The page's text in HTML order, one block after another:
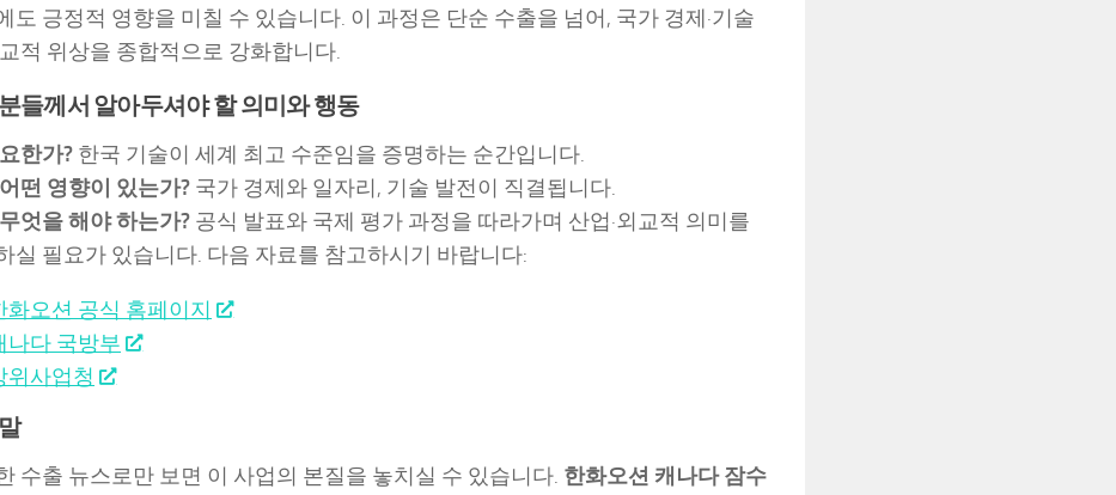
도 긍정적 영향을 미칠 수 있습니다. 이 과정은 단순 수출을 넘어, 국가 경제·기술
교적 위상을 종합적으로 강화합니다.
들께서 알아두셔야 할 의미와 행동
한가? 한국 기술이 세계 최고 수준임을 증명하는 순간입니다.
떤 영향이 있는가? 국가 경제와 일자리, 기술 발전이 직결됩니다.
엇을 해야 하는가? 공식 발표와 국제 평가 과정을 따라가며 산업·외교적 의미를
실 필요가 있습니다. 다음 자료를 참고하시기 바랍니다:
화오션 공식 홈페이지
나다 국방부
위사업청
수출 뉴스로만 보면 이 사업의 본질을 놓치실 수 있습니다. 한화오션 캐나다 잠수